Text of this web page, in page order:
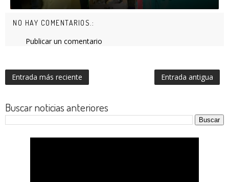
NO HAY COMENTARIOS.:
Publicar un comentario
Entrada más reciente Entrada antigua
Buscar noticias anteriores